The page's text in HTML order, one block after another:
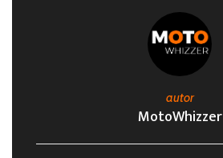
autor
MotoWhizzer